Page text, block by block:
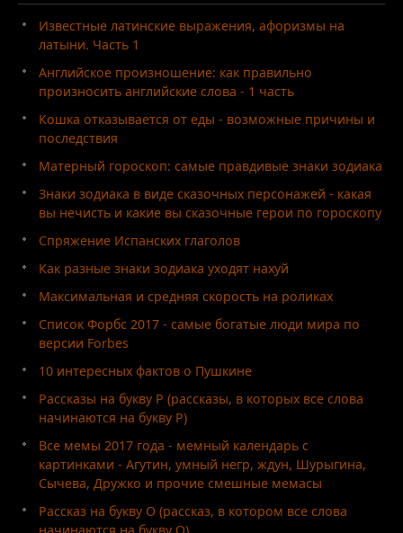
Известные латинские выражения, афоризмы на
латыни. Часть 1
Английское произношение: как правильно
произносить английские слова - 1 часть
Кошка отказывается от еды - возможные причины и
последствия
Матерный гороскоп: самые правдивые знаки зодиака
Знаки зодиака в виде сказочных персонажей - какая
вы нечисть и какие вы сказочные герои по гороскопу
Спряжение Испанских глаголов
Как разные знаки зодиака уходят нахуй
Максимальная и средняя скорость на роликах
Список Форбс 2017 - самые богатые люди мира по
версии Forbes
10 интересных фактов о Пушкине
Рассказы на букву Р (рассказы, в которых все слова
начинаются на букву Р)
Все мемы 2017 года - мемный календарь с
картинками - Агутин, умный негр, ждун, Шурыгина,
Сычева, Дружко и прочие смешные мемасы
Рассказ на букву О (рассказ, в котором все слова
начинаются на букву О)